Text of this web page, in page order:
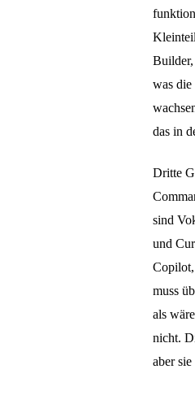
was
das in
Dritte
sind
und
muss
als
nicht.
aber